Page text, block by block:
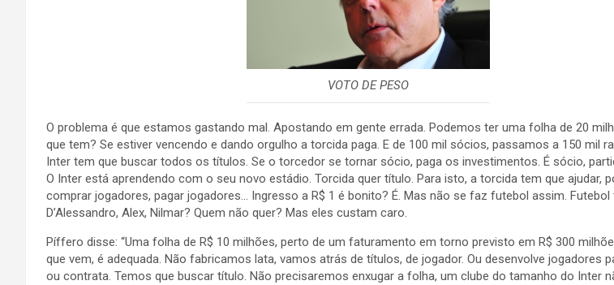
VOTO DE PESO
O problema é que estamos gastando mal. Apostando em gente errada. Podemos ter uma folha de 20
que tem? Se estiver vencendo e dando orgulho a torcida paga. E de 100 mil sócios, passamos a 150 mil
Inter tem que buscar todos os títulos. Se o torcedor se tornar sócio, paga os investimentos. É sócio,
O Inter está aprendendo com o seu novo estádio. Torcida quer título. Para isto, a torcida tem que ajudar,
comprar jogadores, pagar jogadores… Ingresso a R$ 1 é bonito? É. Mas não se faz futebol assim. Futebol
D’Alessandro, Alex, Nilmar? Quem não quer? Mas eles custam caro.
Píffero disse: “Uma folha de R$ 10 milhões, perto de um faturamento em torno previsto em R$ 300
que vem, é adequada. Não fabricamos lata, vamos atrás de títulos, de jogador. Ou desenvolve jogadores
ou contrata. Temos que buscar título. Não precisaremos enxugar a folha, um clube do tamanho do Inter